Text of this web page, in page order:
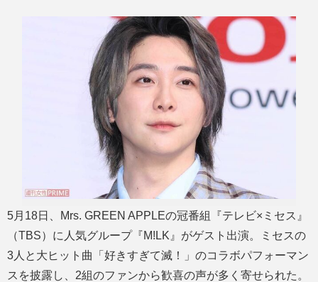
t
e
5月18日、Mrs. GREEN APPLEの冠番組『テレビ×ミセス』
（TBS）に人気グループ『M!LK』がゲスト出演。ミセスの
3人と大ヒット曲「好きすぎて滅！」のコラボパフォーマン
スを披露し、2組のファンから歓喜の声が多く寄せられた。